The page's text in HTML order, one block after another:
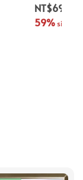
NT$6990
59% similar